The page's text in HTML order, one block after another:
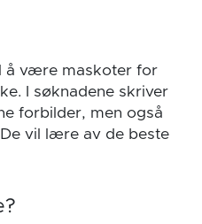
å være maskoter for
I søknadene skriver
forbilder, men også
vil lære av de beste